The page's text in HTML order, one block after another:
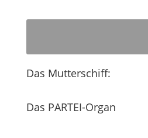
Das Mutterschiff:
Das PARTEI-Organ